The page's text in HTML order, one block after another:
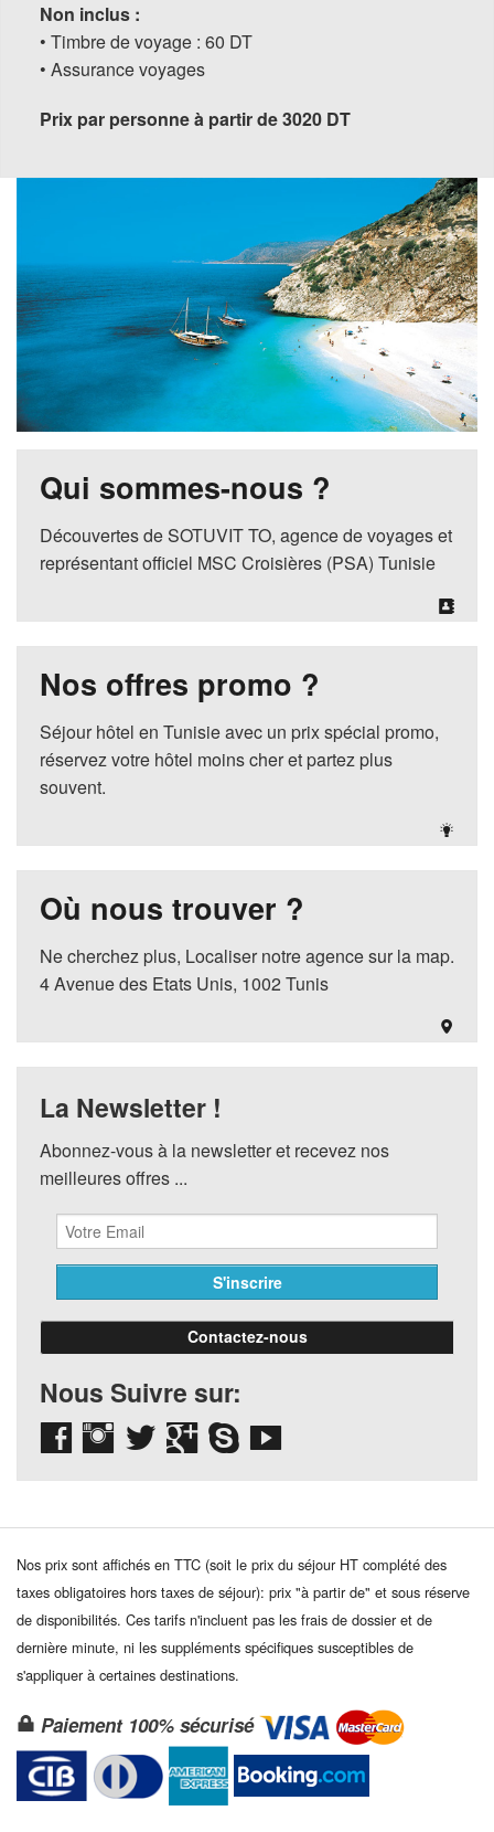
Non inclus :
• Timbre de voyage : 60 DT
• Assurance voyages
Prix par personne à partir de 3020 DT
Qui sommes-nous ?
Découvertes de SOTUVIT TO, agence de voyages et
représentant officiel MSC Croisières (PSA) Tunisie
Nos offres promo ?
Séjour hôtel en Tunisie avec un prix spécial promo,
réservez votre hôtel moins cher et partez plus
souvent.
Où nous trouver ?
Ne cherchez plus, Localiser notre agence sur la map.
4 Avenue des Etats Unis, 1002 Tunis
La Newsletter !
Abonnez-vous à la newsletter et recevez nos
meilleures offres ...
Contactez-nous
Nous Suivre sur:
Nos prix sont affichés en TTC (soit le prix du séjour HT complété des
taxes obligatoires hors taxes de séjour): prix "à partir de" et sous réserve
de disponibilités. Ces tarifs n'incluent pas les frais de dossier et de
dernière minute, ni les suppléments spécifiques susceptibles de
s'appliquer à certaines destinations.
Paiement 100% sécurisé